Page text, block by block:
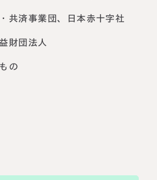
共済事業団、日本赤十字社
財団法人
の